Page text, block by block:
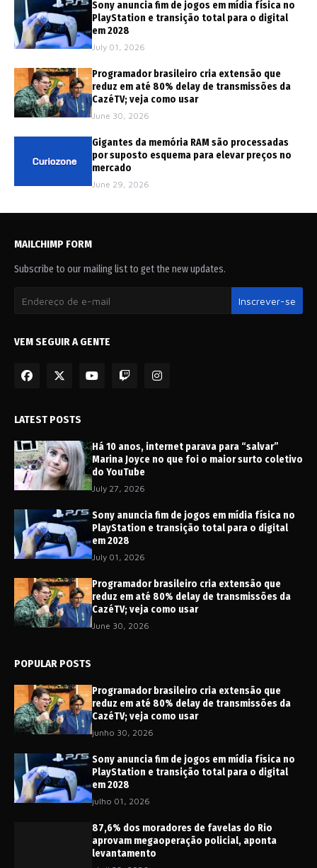
Sony anuncia fim de jogos em mídia física no
PlayStation e transição total para o digital
em 2028
July 01, 2026
Programador brasileiro cria extensão que
reduz em até 80% delay de transmissões da
CazéTV; veja como usar
June 30, 2026
Gigantes da memória RAM são processadas
por suposto esquema para elevar preços no
mercado
June 29, 2026
MAILCHIMP FORM
Subscribe to our mailing list to get the new updates.
VEM SEGUIR A GENTE
LATEST POSTS
Há 10 anos, internet parava para “salvar”
Marina Joyce no que foi o maior surto coletivo
do YouTube
July 27, 2026
Sony anuncia fim de jogos em mídia física no
PlayStation e transição total para o digital
em 2028
July 01, 2026
Programador brasileiro cria extensão que
reduz em até 80% delay de transmissões da
CazéTV; veja como usar
June 30, 2026
POPULAR POSTS
Programador brasileiro cria extensão que
reduz em até 80% delay de transmissões da
CazéTV; veja como usar
junho 30, 2026
Sony anuncia fim de jogos em mídia física no
PlayStation e transição total para o digital
em 2028
julho 01, 2026
87,6% dos moradores de favelas do Rio
aprovam megaoperação policial, aponta
levantamento